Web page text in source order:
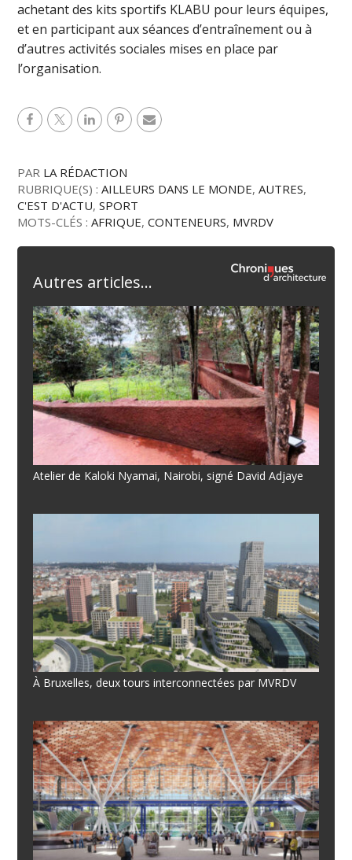
achetant des kits sportifs KLABU pour leurs équipes,
et en participant aux séances d’entraînement ou à
d’autres activités sociales mises en place par
l’organisation.
PAR LA RÉDACTION
RUBRIQUE(S) :AILLEURS DANS LE MONDE,AUTRES,
C'EST D'ACTU,SPORT
MOTS-CLÉS :AFRIQUE,CONTENEURS, MVRDV
Autres articles...
Atelier de Kaloki Nyamai, Nairobi, signé David Adjaye
À Bruxelles, deux tours interconnectées par MVRDV